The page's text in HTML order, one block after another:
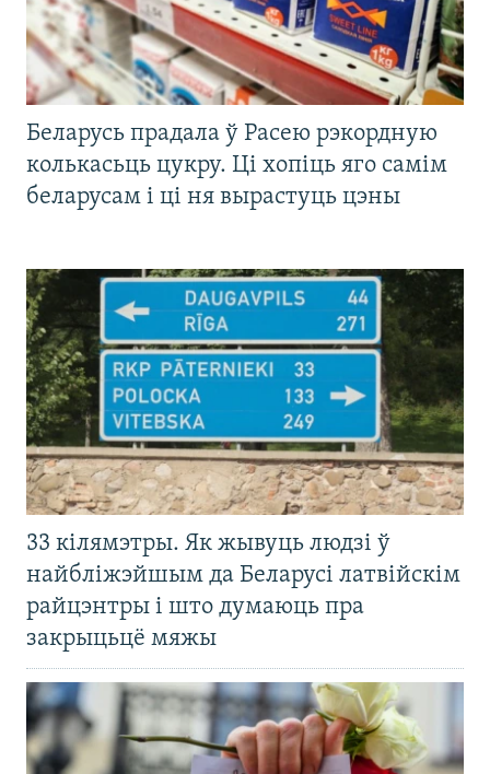
Беларусь прадала ў Расею рэкордную
колькасьць цукру. Ці хопіць яго самім
беларусам і ці ня вырастуць цэны
33 кілямэтры. Як жывуць людзі ў
найбліжэйшым да Беларусі латвійскім
райцэнтры і што думаюць пра
закрыцьцё мяжы